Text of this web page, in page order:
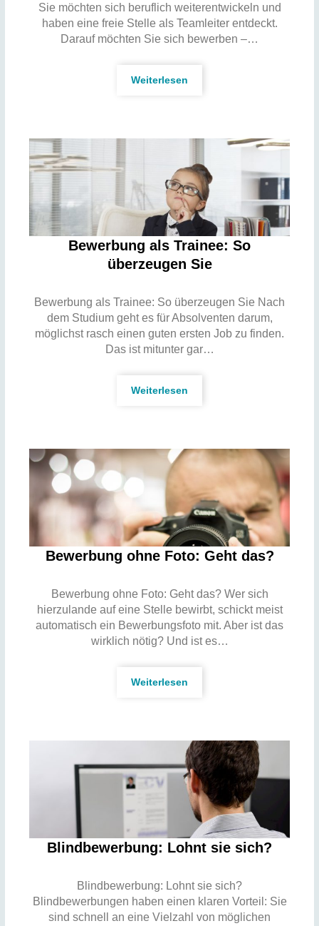
Sie möchten sich beruflich weiterentwickeln und
haben eine freie Stelle als Teamleiter entdeckt.
Darauf möchten Sie sich bewerben –…
Weiterlesen
Bewerbung als Trainee: So
überzeugen Sie
Bewerbung als Trainee: So überzeugen Sie Nach
dem Studium geht es für Absolventen darum,
möglichst rasch einen guten ersten Job zu finden.
Das ist mitunter gar…
Weiterlesen
Bewerbung ohne Foto: Geht das?
Bewerbung ohne Foto: Geht das? Wer sich
hierzulande auf eine Stelle bewirbt, schickt meist
automatisch ein Bewerbungsfoto mit. Aber ist das
wirklich nötig? Und ist es…
Weiterlesen
Blindbewerbung: Lohnt sie sich?
Blindbewerbung: Lohnt sie sich?
Blindbewerbungen haben einen klaren Vorteil: Sie
sind schnell an eine Vielzahl von möglichen